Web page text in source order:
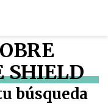
SHIELD
búsqueda